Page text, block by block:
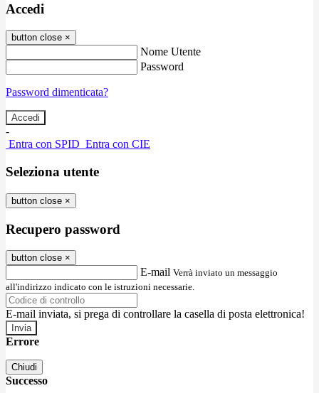
Accedi
button close ×
Nome Utente
Password
Password dimenticata?
-
Entra con SPID Entra con CIE
Seleziona utente
button close ×
Recupero password
button close ×
E-mail Verrà inviato un messaggio
all'indirizzo indicato con le istruzioni necessarie.
E-mail inviata, si prega di controllare la casella di posta elettronica!
Errore
Chiudi
Successo